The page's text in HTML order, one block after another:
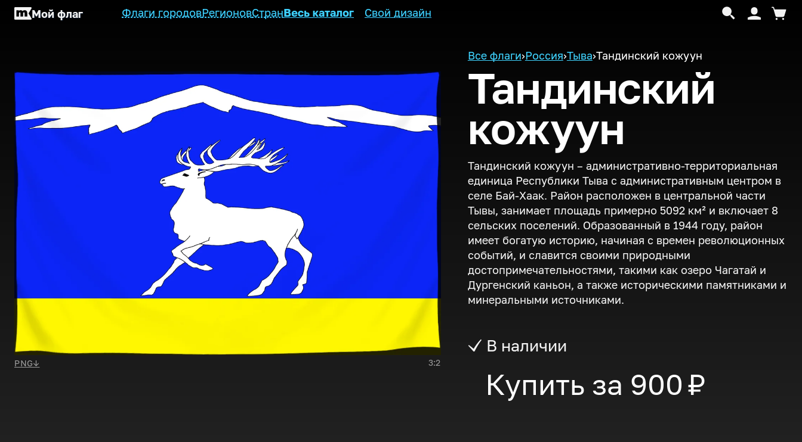
Мой флаг Флаги городовРегионовСтранВесь каталог Свой дизайн
Все флаги›Россия›Тыва›Тандинский кожуун
PNG↓ 3:2
Тандинский
кожуун
Тандинский кожуун – административно-территориальная
единица Республики Тыва с административным центром в
селе Бай-Хаак. Район расположен в центральной части
Тывы, занимает площадь примерно 5092 км² и включает 8
сельских поселений. Образованный в 1944 году, район
имеет богатую историю, начиная с времен революционных
событий, и славится своими природными
достопримечательностями, такими как озеро Чагатай и
Дургенский каньон, а также историческими памятниками и
минеральными источниками.
В наличии
Купить за 900 ₽